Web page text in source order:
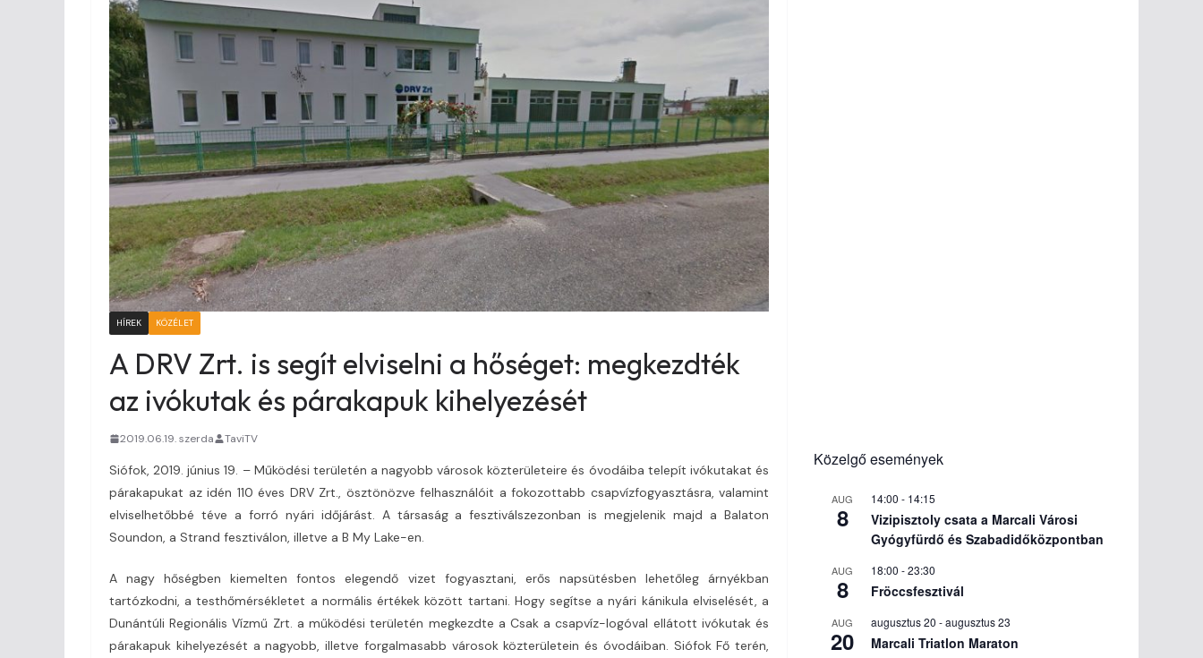
HÍREK KÖZÉLET
A DRV Zrt. is segít elviselni a hőséget: megkezdték
az ivókutak és párakapuk kihelyezését
2019.06.19. szerda TaviTV
Siófok, 2019. június 19. – Működési területén a nagyobb városok közterületeire és óvodáiba telepít ivókutakat és
párakapukat az idén 110 éves DRV Zrt., ösztönözve felhasználóit a fokozottabb csapvízfogyasztásra, valamint
elviselhetőbbé téve a forró nyári időjárást. A társaság a fesztiválszezonban is megjelenik majd a Balaton
Soundon, a Strand fesztiválon, illetve a B My Lake-en.
A nagy hőségben kiemelten fontos elegendő vizet fogyasztani, erős napsütésben lehetőleg árnyékban
tartózkodni, a testhőmérsékletet a normális értékek között tartani. Hogy segítse a nyári kánikula elviselését, a
Dunántúli Regionális Vízmű Zrt. a működési területén megkezdte a Csak a csapvíz-logóval ellátott ivókutak és
párakapuk kihelyezését a nagyobb, illetve forgalmasabb városok közterületein és óvodáiban. Siófok Fő terén,
Közelgő események
AUG
8
14:00 - 14:15
Vizipisztoly csata a Marcali Városi
Gyógyfürdő és Szabadidőközpontban
AUG
8
18:00 -23:30
Fröccsfesztivál
AUG
20
augusztus 20 -augusztus 23
Marcali Triatlon Maraton